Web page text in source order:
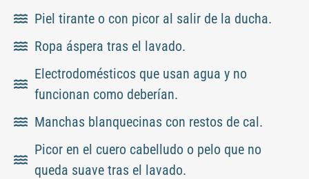
Piel tirante o con picor al salir de la ducha.
Ropa áspera tras el lavado.
Electrodomésticos que usan agua y no
funcionan como deberían.
Manchas blanquecinas con restos de cal.
Picor en el cuero cabelludo o pelo que no
queda suave tras el lavado.